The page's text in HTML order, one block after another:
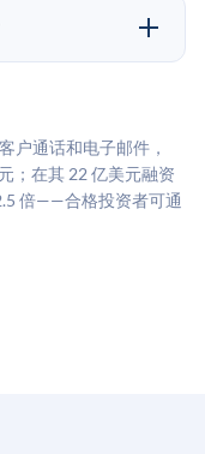
份供应情况而有
流动性不足和信
能与实际交易价
户通话和电子邮件，
；在其 22 亿美元融资
倍——合格投资者可通